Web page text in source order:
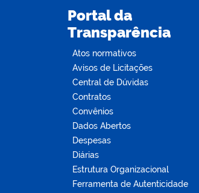
Portal da
Transparência
Atos normativos
Avisos de Licitações
Central de Dúvidas
Contratos
Convênios
Dados Abertos
Despesas
Diárias
Estrutura Organizacional
Ferramenta de Autenticidade